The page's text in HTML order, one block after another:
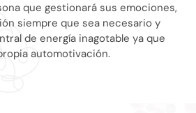
que gestionará sus emociones,
siempre que sea necesario y
de energía inagotable ya que
automotivación.